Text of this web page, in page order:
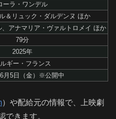
ーラ・ワンデル
＆リュック・ダルデンヌ ほか
、アナマリア・ヴァルトロメイ ほか
79分
2025年
ギー・フランス
月5日（金）※公開中
）や配給元の情報で、上映劇
できます。